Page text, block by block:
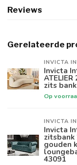
Reviews
Gerelateerde
INVICTA
Invicta
zits
Op
INVICTA
Invicta
gouden
43091